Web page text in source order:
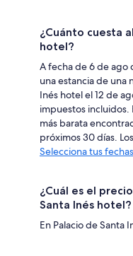
¿Cuánto cuesta
hotel?
A fecha de 6 de ago
una estancia de una
Inés hotel el 12 de
impuestos incluidos.
más barata
próximos 30 días.
Selecciona tus fechas
¿Cuál es el
Santa Inés hotel?
En Palacio de Santa